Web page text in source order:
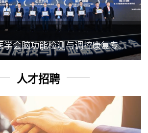
2026中国康复医学会脑功能检测与调控康复专业委员会学术年会丨脑客中国：脑机接口——EEG驱动TMS闭环调控工作坊
人才招聘